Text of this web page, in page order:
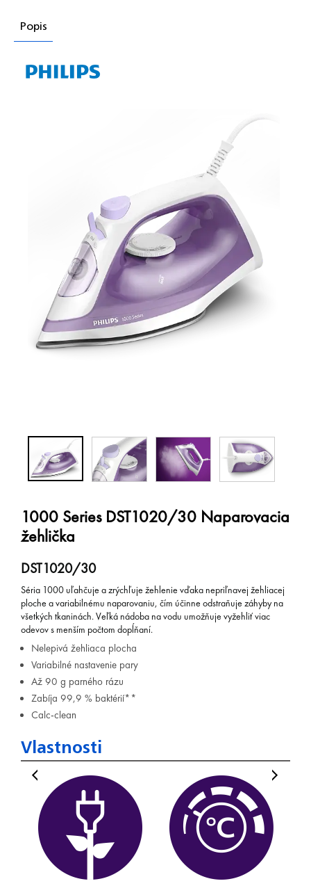
Popis
1000 Series DST1020/30 Naparovacia
žehlička
DST1020/30
Séria 1000 uľahčuje a zrýchľuje žehlenie vďaka nepriľnavej žehliacej
ploche a variabilnému naparovaniu, čím účinne odstraňuje záhyby na
všetkých tkaninách. Veľká nádoba na vodu umožňuje vyžehliť viac
odevov s menším počtom dopĺňaní.
Nelepivá žehliaca plocha
Variabilné nastavenie pary
Až 90 g parného rázu
Zabíja 99,9 % baktérií**
Calc-clean
Vlastnosti